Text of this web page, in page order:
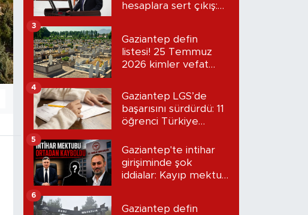
hesaplara sert çıkış:
Gaziantep defin
listesi! 25 Temmuz
2026 kimler vefat
3
Gaziantep LGS’de
başarısını sürdürdü: 11
öğrenci Türkiye
4
Gaziantep'te intihar
girişiminde şok
iddialar: Kayıp mektup
5
Gaziantep defin
6